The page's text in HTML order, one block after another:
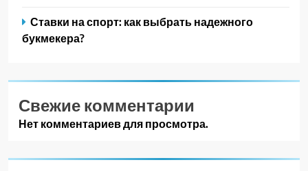
Ставки на спорт: как выбрать надежного
букмекера?
Свежие комментарии
Нет комментариев для просмотра.